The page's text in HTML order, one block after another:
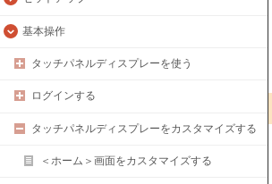
基本操作
タッチパネルディスプレーを使う
ログインする
タッチパネルディスプレーをカスタマイズする
＜ホーム＞画面をカスタマイズする